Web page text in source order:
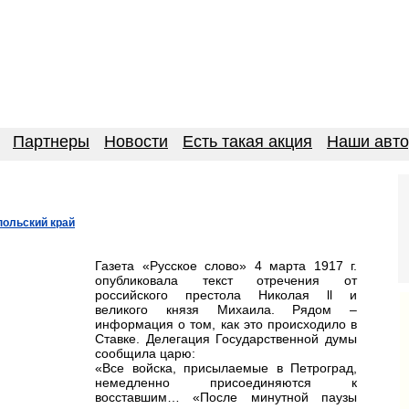
Партнеры Новости Есть такая акция Наши
край
Газета «Русское слово» 4 марта 1917 г.
опубликовала текст отречения от
российского престола Николая ll и
великого князя Михаила. Рядом –
информация о том, как это происходило в
Ставке. Делегация Государственной думы
сообщила царю:
«Все войска, присылаемые в Петроград,
немедленно присоединяются к
восставшим… «После минутной паузы